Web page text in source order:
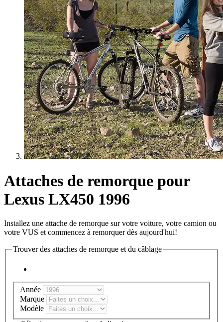
Attaches de remorque pour
Lexus LX450 1996
Installez une attache de remorque sur votre voiture, votre camion ou
votre VUS et commencez à remorquer dès aujourd'hui!
Trouver des attaches de remorque et du câblage
Année
Marque
Modèle